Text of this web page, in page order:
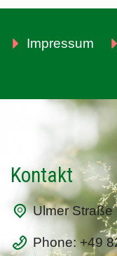
Impressum
Kontakt
Ulmer Straße
Phone: +49